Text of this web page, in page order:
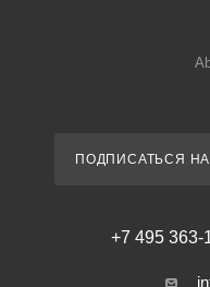
ПОДПИСАТЬСЯ
+7 495 363-